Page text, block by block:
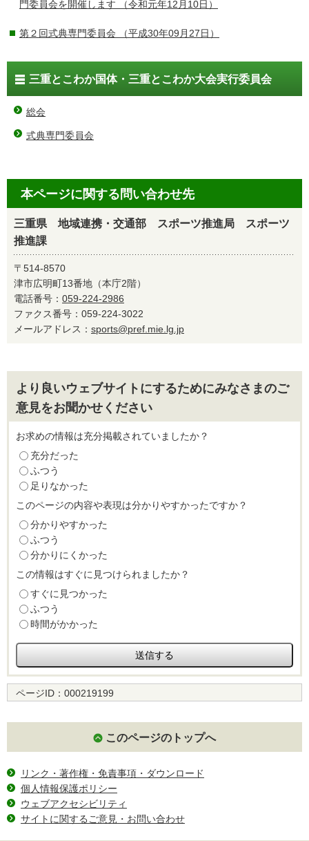
門委員会を開催します （令和元年12月10日）
第２回式典専門委員会 （平成30年09月27日）
三重とこわか国体・三重とこわか大会実行委員会
総会
式典専門委員会
本ページに関する問い合わせ先
三重県 地域連携・交通部 スポーツ推進局 スポーツ
推進課
〒514-8570
津市広明町13番地（本庁2階）
電話番号： 059-224-2986
ファクス番号：059-224-3022
メールアドレス： sports@pref.mie.lg.jp
より良いウェブサイトにするためにみなさまのご
意見をお聞かせください
お求めの情報は充分掲載されていましたか？
充分だった
ふつう
足りなかった
このページの内容や表現は分かりやすかったですか？
分かりやすかった
ふつう
分かりにくかった
この情報はすぐに見つけられましたか？
すぐに見つかった
ふつう
時間がかかった
ページID： 000219199
このページのトップへ
リンク・著作権・免責事項・ダウンロード
個人情報保護ポリシー
ウェブアクセシビリティ
サイトに関するご意見・お問い合わせ